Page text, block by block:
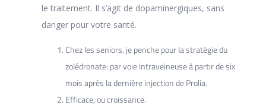
le traitement. Il s’agit de dopaminergiques, sans
danger pour votre santé.
Chez les seniors, je penche pour la stratégie du
zolédronate: par voie intraveineuse à partir de six
mois après la dernière injection de Prolia.
Efficace, ou croissance.